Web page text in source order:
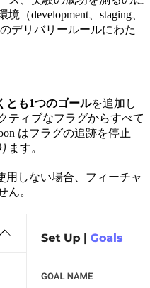
（development、staging、
デリバリールールにわた
とも1つのゴールを追加し
ティブなフラグからすべて
はフラグの追跡を停止
ます。
用しない場合、フィーチャ
ん。